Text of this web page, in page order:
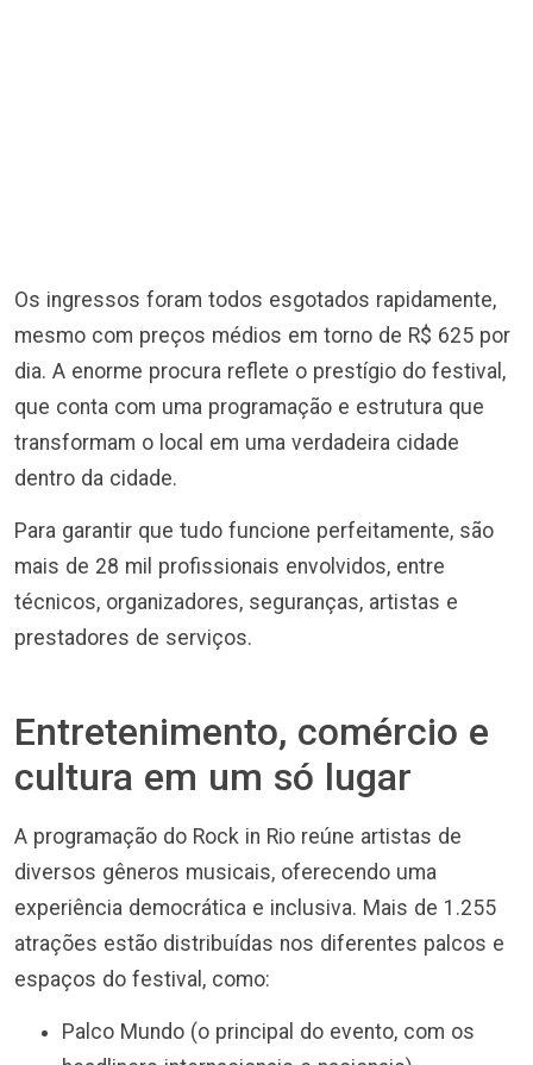
Os ingressos foram todos esgotados rapidamente,
mesmo com preços médios em torno de R$ 625 por
dia. A enorme procura reflete o prestígio do festival,
que conta com uma programação e estrutura que
transformam o local em uma verdadeira cidade
dentro da cidade.
Para garantir que tudo funcione perfeitamente, são
mais de 28 mil profissionais envolvidos, entre
técnicos, organizadores, seguranças, artistas e
prestadores de serviços.
Entretenimento, comércio e
cultura em um só lugar
A programação do Rock in Rio reúne artistas de
diversos gêneros musicais, oferecendo uma
experiência democrática e inclusiva. Mais de 1.255
atrações estão distribuídas nos diferentes palcos e
espaços do festival, como:
Palco Mundo (o principal do evento, com os